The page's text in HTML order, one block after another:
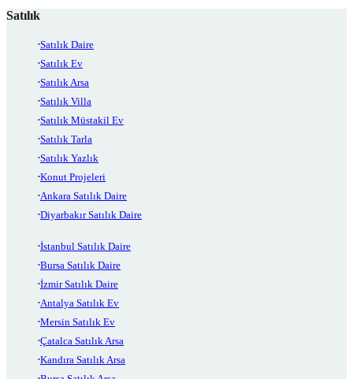
Satılık
Satılık Daire
Satılık Ev
Satılık Arsa
Satılık Villa
Satılık Müstakil Ev
Satılık Tarla
Satılık Yazlık
Konut Projeleri
Ankara Satılık Daire
Diyarbakır Satılık Daire
İstanbul Satılık Daire
Bursa Satılık Daire
İzmir Satılık Daire
Antalya Satılık Ev
Mersin Satılık Ev
Çatalca Satılık Arsa
Kandıra Satılık Arsa